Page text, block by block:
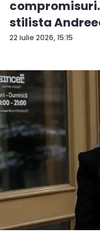
22 iulie 2026, 15:15
stilista